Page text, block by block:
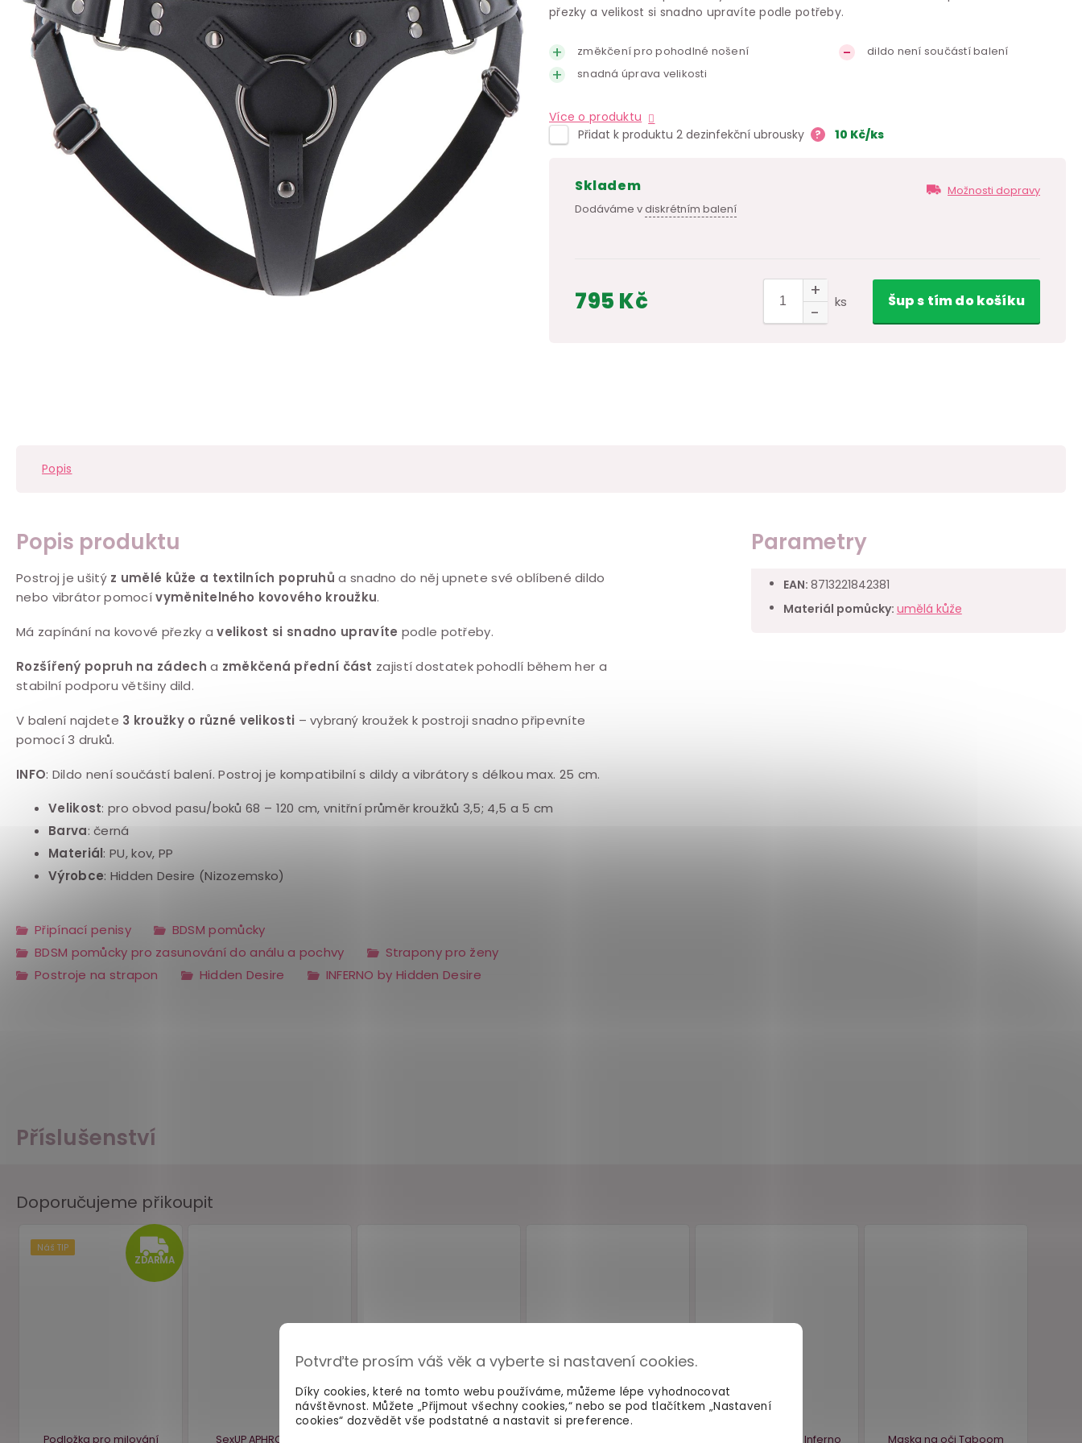
Potvrďte prosím váš věk a vyberte si nastavení cookies.
Díky cookies, které na tomto webu používáme, můžeme lépe vyhodnocovat
návštěvnost. Můžete „Přijmout všechny cookies,“ nebo se pod tlačítkem „Nastavení
cookies“ dozvědět vše podstatné a nastavit si preference.
přezky a velikost si snadno upravíte podle potřeby.
změkčení pro pohodlné nošení
snadná úprava velikosti
dildo není součástí balení
Více o produktu
Přidat k produktu 2 dezinfekční ubrousky
? 10 Kč/ks
skladem
Dodáváme vdiskrétním balení
Možnosti dopravy
795 Kč ks Šups tímdo košíku
Příslušenství
Popis
Popis produktu
Postroj je ušitý z umělé kůže a textilních popruhů a snadno do něj upnete své oblíbené dildo
nebo vibrátor pomocívyměnitelného kovového kroužku.
Má zapínání na kovové přezky avelikost si snadno upravíte podle potřeby.
Rozšířený popruh na zádech a změkčená přední část zajistí dostatek pohodlí během her a
stabilní podporu většiny dild.
V balení najdete 3 kroužky o různé velikosti – vybraný kroužek k postroji snadno připevníte
pomocí 3 druků.
INFO: Dildo není součástí balení. Postroj je kompatibilní s dildy a vibrátory s délkou max. 25 cm.
Velikost: pro obvod pasu/boků 68 – 120 cm, vnitřní průměr kroužků 3,5; 4,5 a 5 cm
Barva: černá
Materiál: PU, kov, PP
Výrobce: Hidden Desire (Nizozemsko)
Připínací penisy
BDSM pomůcky
BDSM pomůcky pro zasunování do análu a pochvy
Strapony pro ženy
Postroje na strapon
Hidden Desire INFERNO by Hidden Desire
Parametry
EAN: 8713221842381
Materiál pomůcky: umělá kůže
Doporučujeme přikoupit